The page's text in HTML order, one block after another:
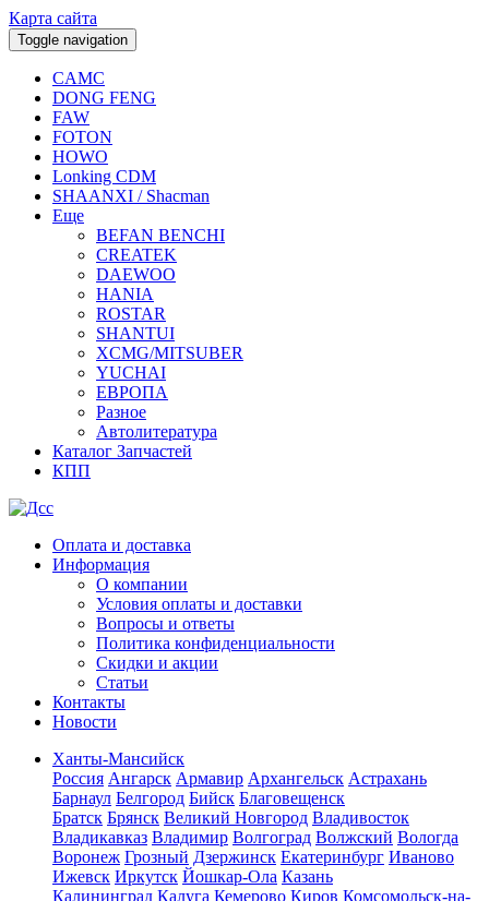
Карта сайта
Toggle navigation
CAMC
DONG FENG
FAW
FOTON
HOWO
Lonking CDM
SHAANXI / Shacman
Еще
BEFAN BENCHI
CREATEK
DAEWOO
HANIA
ROSTAR
SHANTUI
XCMG/MITSUBER
YUCHAI
ЕВРОПА
Разное
Aвтолитература
Каталог Запчастей
КПП
Оплата и доставка
Информация
О компании
Условия оплаты и доставки
Вопросы и ответы
Политика конфиденциальности
Скидки и акции
Статьи
Контакты
Новости
Ханты-Мансийск
Россия Ангарск Армавир Архангельск Астрахань
Барнаул Белгород Бийск Благовещенск
Братск Брянск Великий Новгород Владивосток
Владикавказ Владимир Волгоград Волжский Вологда
Воронеж Грозный Дзержинск Екатеринбург Иваново
Ижевск Иркутск Йошкар-Ола Казань
Калининград Калуга Кемерово Киров Комсомольск-на-